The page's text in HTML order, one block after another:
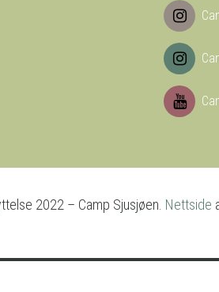
2022 – Camp Sjusjøen. Nettside